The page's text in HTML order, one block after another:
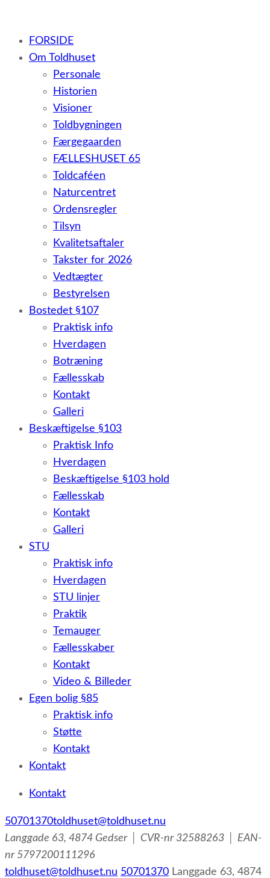
– et botilbud til voksne udviklingshæmmede og sent
udviklede personer samt voksne med psykiske lidelser
FORSIDE
Om Toldhuset
Personale
Historien
Visioner
Toldbygningen
Færgegaarden
FÆLLESHUSET 65
Toldcaféen
Naturcentret
Ordensregler
Tilsyn
Kvalitetsaftaler
Takster for 2026
Vedtægter
Bestyrelsen
Bostedet §107
Praktisk info
Hverdagen
Botræning
Fællesskab
Kontakt
Galleri
Beskæftigelse §103
Praktisk Info
Hverdagen
Beskæftigelse §103 hold
Fællesskab
Kontakt
Galleri
STU
Praktisk info
Hverdagen
STU linjer
Praktik
Temauger
Fællesskaber
Kontakt
Video & Billeder
Egen bolig §85
Praktisk info
Støtte
Kontakt
Kontakt
Kontakt
50701370toldhuset@toldhuset.nu
Langgade 63, 4874 Gedser │ CVR-nr 32588263 │ EAN-
nr 5797200111296
toldhuset@toldhuset.nu 50701370 Langgade 63, 4874